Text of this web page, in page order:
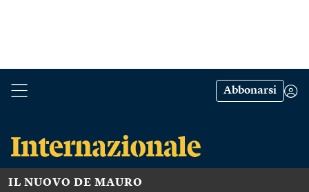
Abbonarsi
IL NUOVO DE MAURO